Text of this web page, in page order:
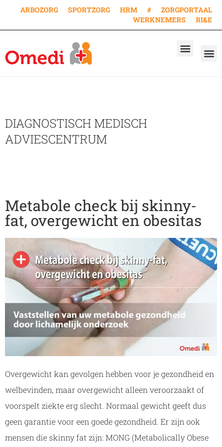
ARBOZORG SPORTZORG HRM #
ZORGPORTAAL
WERKNEMERS
RI&E
DIAGNOSTISCH MEDISCH
ADVIESCENTRUM
Metabole check bij skinny-
fat, overgewicht en obesitas
Overgewicht kan gevolgen hebben voor je gezondheid en
welbevinden, maar overgewicht alleen veroorzaakt of
voorspelt ziekte erg slecht. Normaal gewicht geeft dus
geen garantie voor een goede gezondheid. Er zijn ook
mensen die skinny fat zijn: MONG (Metabolically Obese